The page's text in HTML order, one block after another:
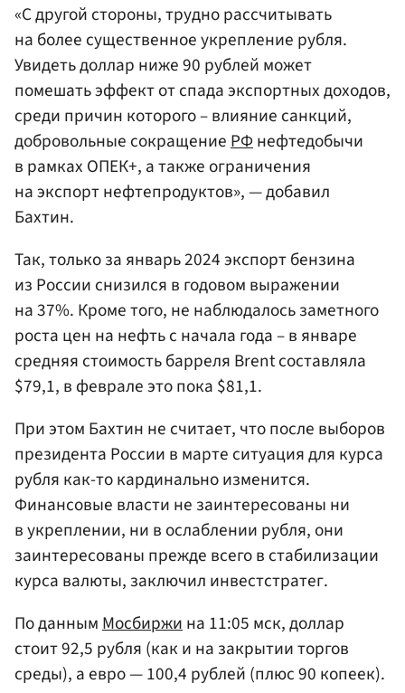
«С другой стороны, трудно рассчитывать
на более существенное укрепление рубля.
Увидеть доллар ниже 90 рублей может
помешать эффект от спада экспортных доходов,
среди причин которого – влияние санкций,
добровольные сокращениеРФнефтедобычи
в рамках ОПЕК+, а также ограничения
на экспорт нефтепродуктов», — добавил
Бахтин.
Так, только за январь 2024 экспорт бензина
из России снизился в годовом выражении
на 37%. Кроме того, не наблюдалось заметного
роста цен на нефть с начала года – в январе
средняя стоимость барреля Brent составляла
$79,1, в феврале это пока $81,1.
При этом Бахтин не считает, что после выборов
президента России в марте ситуация для курса
рубля как-то кардинально изменится.
Финансовые власти не заинтересованы ни
в укреплении, ни в ослаблении рубля, они
заинтересованы прежде всего в стабилизации
курса валюты, заключил инвестстратег.
По даннымМосбиржина 11:05 мск, доллар
стоит 92,5 рубля (как и на закрытии торгов
среды), а евро — 100,4 рублей (плюс 90 копеек).